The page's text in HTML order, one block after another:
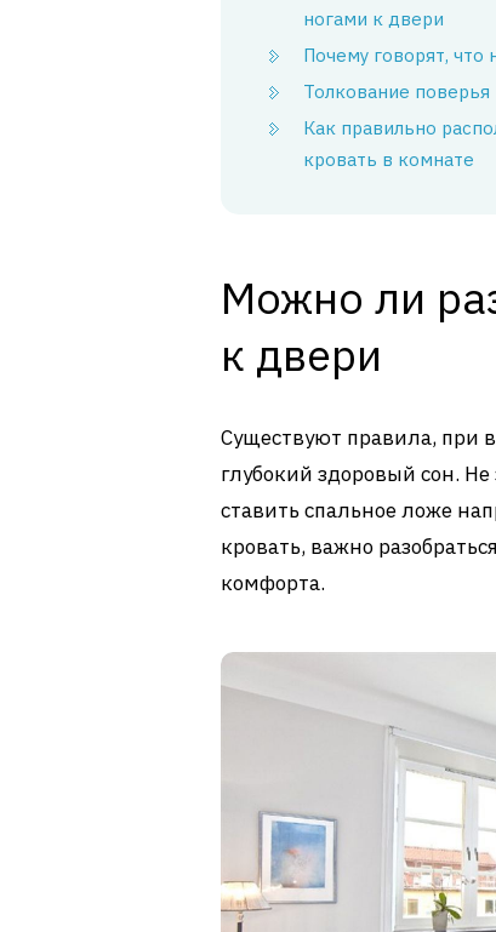
ногами к двери
Почему говорят, что
Толкование поверья
Как правильно
кровать в комнате
Можно ли
к двери
Существуют правила, при
глубокий здоровый сон.
ставить спальное ложе
кровать, важно
комфорта.